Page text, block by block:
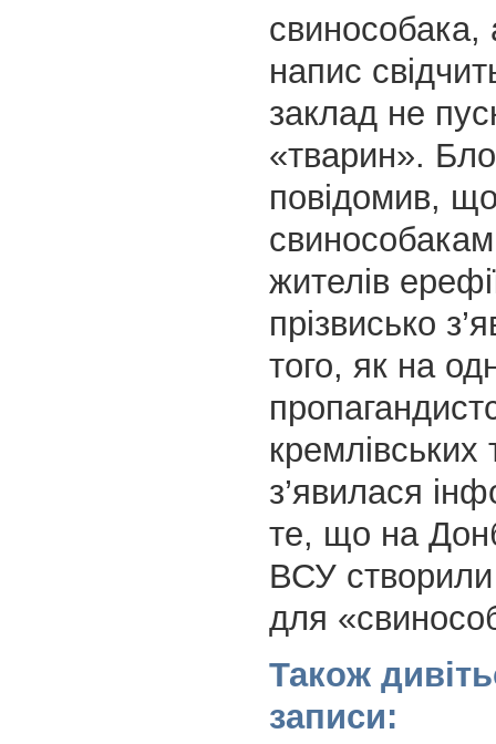
свинособака,
напис
заклад не
«тварин».
повідомив,
жителів
прізвисько
того, як на
кремлівських
з’явилася
те, що на
ВСУ створили
для
Також
записи: